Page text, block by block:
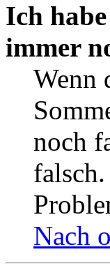
Ich
immer
Wenn
noch
Nach